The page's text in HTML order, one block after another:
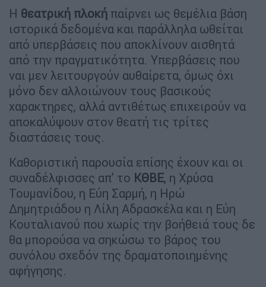
Η θεατρική πλοκή παίρνει ως θεμέλια βάση
ιστορικά δεδομένα και παράλληλα ωθείται
από υπερβάσεις που αποκλίνουν αισθητά
από την πραγματικότητα. Υπερβάσεις που
ναι μεν λειτουργούν αυθαίρετα, όμως όχι
μόνο δεν αλλοιώνουν τους βασικούς
χαρακτηρες, αλλά αντιθέτως επιχειρούν να
αποκαλύψουν στον θεατή τις τρίτες
διαστάσεις τους.
Καθοριστική παρουσία επίσης έχουν και οι
συναδέλφισσες απ’ το ΚΘΒΕ, η Χρύσα
Τουμανίδου, η Εύη Σαρμή, η Ηρώ
Δημητριάδου η Λίλη Αδρασκέλα και η Εύη
Κουταλιανού που χωρίς την βοήθειά τους δε
θα μπορούσα να σηκώσω το βάρος του
συνόλου σχεδόν της δραματοποιημένης
αφήγησης.